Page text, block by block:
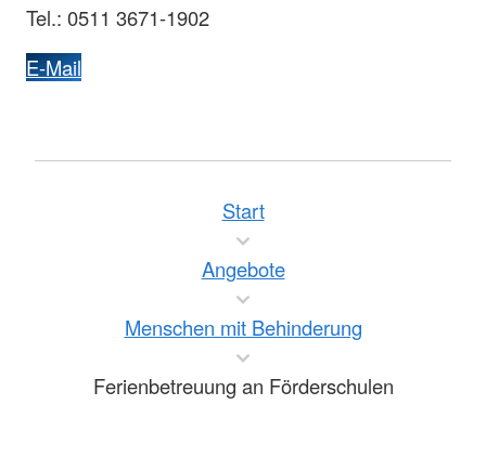
Tel.: 0511 3671-1902
E-Mail
Start
Angebote
Menschen mit Behinderung
Ferienbetreuung an Förderschulen